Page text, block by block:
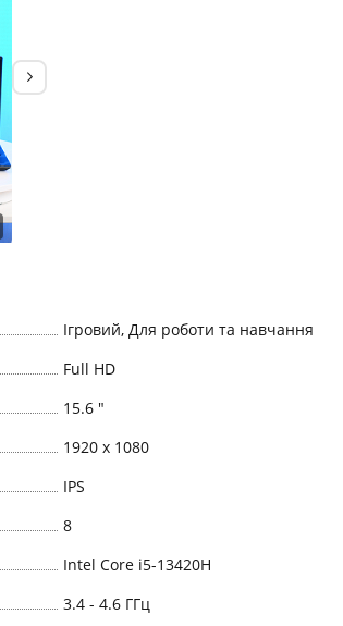
Ігровий, Для роботи та навчання
Full HD
15.6 "
1920 x 1080
IPS
8
Intel Core i5-13420H
3.4 - 4.6 ГГц